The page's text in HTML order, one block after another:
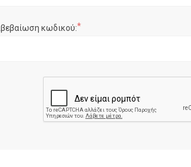
κωδικού:*